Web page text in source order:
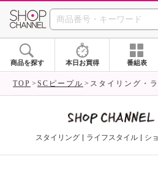
SHOP
商品を探す 本日お買得 番組表
TOP SCピープル スタイリング・
スタイリング ライフスタイル シ